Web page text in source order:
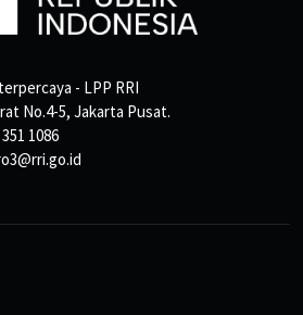
- LPP RRI
No.4-5, Jakarta Pusat.
1086